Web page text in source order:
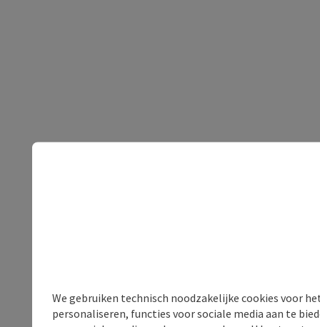
We gebruiken technisch noodzakelijke cookies voor
personaliseren, functies voor sociale media aan te